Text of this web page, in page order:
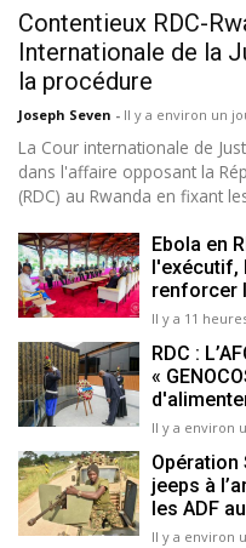
Contentieux RDC-
Internationale de la
la procédure
Joseph Seven - Il y a environ un
La Cour internationale de
dans l'affaire opposant la
(RDC) au Rwanda en fixant
Ebola en
l'exécutif,
renforcer
Il y a 11
RDC :
«
Il y a environ
Opération
jeeps à
les ADF
Il y a environ